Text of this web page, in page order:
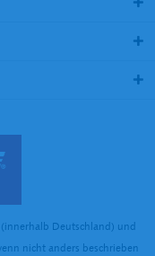
Deutschland) und
nicht anders beschrieben